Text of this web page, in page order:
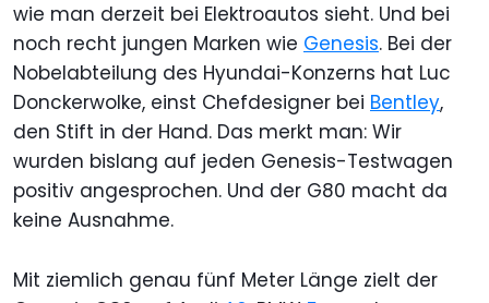
wie man derzeit bei Elektroautos sieht. Und bei
noch recht jungen Marken wie Genesis. Bei der
Nobelabteilung des Hyundai-Konzerns hat Luc
Donckerwolke, einst Chefdesigner bei Bentley,
den Stift in der Hand. Das merkt man: Wir
wurden bislang auf jeden Genesis-Testwagen
positiv angesprochen. Und der G80 macht da
keine Ausnahme.
Mit ziemlich genau fünf Meter Länge zielt der